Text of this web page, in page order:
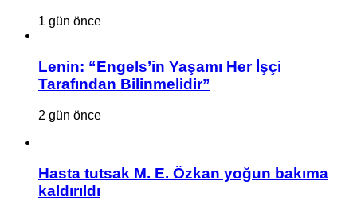
1 gün önce
Lenin: “Engels’in Yaşamı Her İşçi
Tarafından Bilinmelidir”
2 gün önce
Hasta tutsak M. E. Özkan yoğun bakıma
kaldırıldı